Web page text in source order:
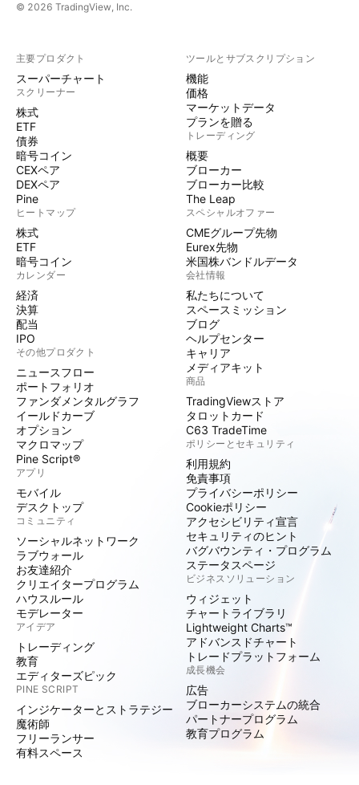
© 2026 TradingView, Inc.
主要プロダクト
スーパーチャート
スクリーナー
株式
ETF
債券
暗号コイン
CEXペア
DEXペア
Pine
ヒートマップ
株式
ETF
暗号コイン
カレンダー
経済
決算
配当
IPO
その他プロダクト
ニュースフロー
ポートフォリオ
ファンダメンタルグラフ
イールドカーブ
オプション
マクロマップ
Pine Script®
アプリ
モバイル
デスクトップ
コミュニティ
ソーシャルネットワーク
ラブウォール
お友達紹介
クリエイタープログラム
ハウスルール
モデレーター
アイデア
トレーディング
教育
エディターズピック
PINE SCRIPT
インジケーターとストラテジー
魔術師
フリーランサー
有料スペース
ツールとサブスクリプション
機能
価格
マーケットデータ
プランを贈る
トレーディング
概要
ブローカー
ブローカー比較
The Leap
スペシャルオファー
CMEグループ先物
Eurex先物
米国株バンドルデータ
会社情報
私たちについて
スペースミッション
ブログ
ヘルプセンター
キャリア
メディアキット
商品
TradingViewストア
タロットカード
C63 TradeTime
ポリシーとセキュリティ
利用規約
免責事項
プライバシーポリシー
Cookieポリシー
アクセシビリティ宣言
セキュリティのヒント
バグバウンティ・プログラム
ステータスページ
ビジネスソリューション
ウィジェット
チャートライブラリ
Lightweight Charts™
アドバンスドチャート
トレードプラットフォーム
成長機会
広告
ブローカーシステムの統合
パートナープログラム
教育プログラム